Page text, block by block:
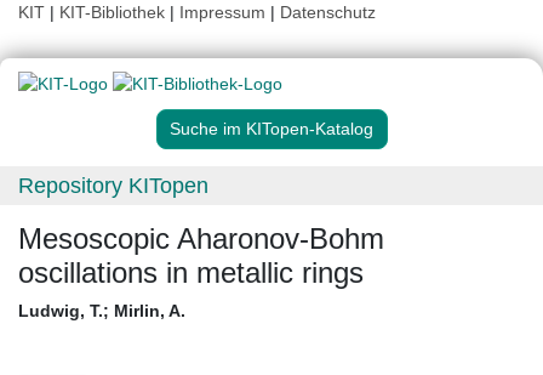
KIT | KIT-Bibliothek | Impressum | Datenschutz
Suche im KITopen-Katalog
Repository KITopen
Mesoscopic Aharonov-Bohm
oscillations in metallic rings
Ludwig, T.; Mirlin, A.